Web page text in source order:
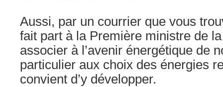
Aussi, par un courrier que vous
fait part à la Première ministre de
associer à l’avenir énergétique de
particulier aux choix des énergies
convient d’y développer.